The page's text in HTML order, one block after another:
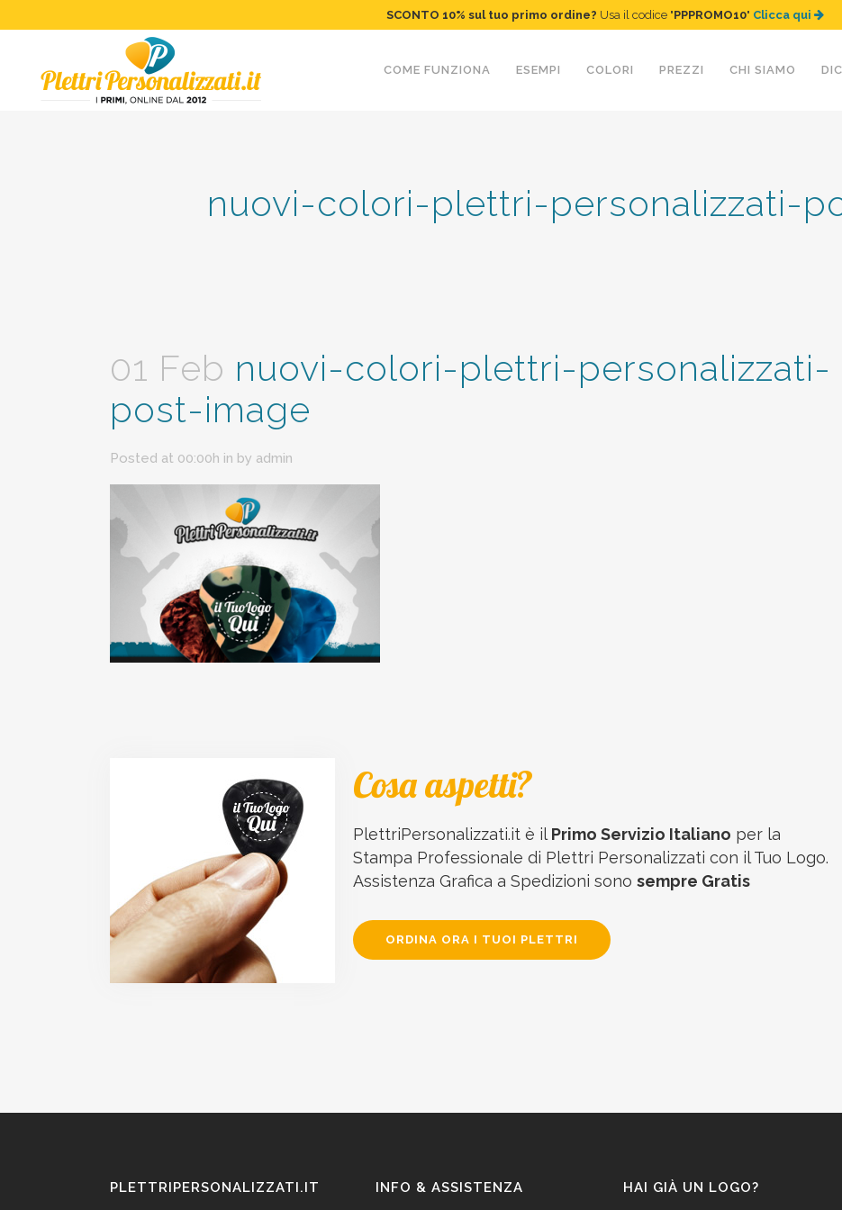
SCONTO 10% sul tuo primo ordine? Usa il codice "PPPROMO10" Clicca qui
COME FUNZIONA ESEMPI COLORI PREZZI CHI SIAMO
nuovi-colori-plettri-personalizzati-
01 Feb nuovi-colori-plettri-personalizzati-
post-image
Posted at 00:00h in by admin
Cosa aspetti?
PlettriPersonalizzati.it è il Primo Servizio Italiano per la
Stampa Professionale di Plettri Personalizzati con il Tuo Logo.
Assistenza Grafica a Spedizioni sono sempre Gratis
ORDINA ORA I TUOI PLETTRI
PLETTRIPERSONALIZZATI.IT INFO & ASSISTENZA HAI GIÀ UN LOGO?